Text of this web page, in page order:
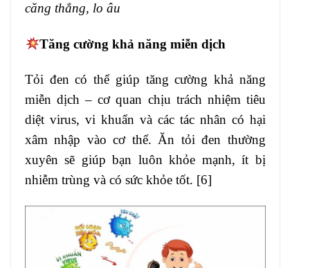
căng thẳng, lo âu
Tăng cường khả năng miễn dịch
Tỏi đen có thể giúp tăng cường khả năng
miễn dịch – cơ quan chịu trách nhiệm tiêu
diệt virus, vi khuẩn và các tác nhân có hại
xâm nhập vào cơ thể. Ăn tỏi đen thường
xuyên sẽ giúp bạn luôn khỏe mạnh, ít bị
nhiễm trùng và có sức khỏe tốt. [6]